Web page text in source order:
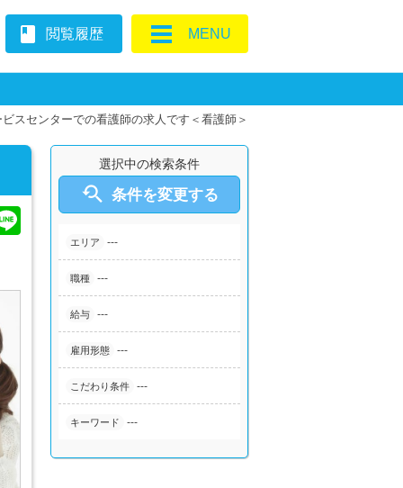
MENU
book 閲覧履歴
スセンターでの看護師の求人です＜看護師＞
選択中の検索条件
 条件を変更する
エリア ---
職種 ---
給与 ---
雇用形態 ---
こだわり条件 ---
キーワード ---